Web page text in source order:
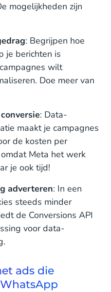
mogelijkheden zijn
: Begrijpen hoe
je berichten is
wilt
Doe meer van
: Data-
maakt je campagnes
de kosten per
Meta het werk
je ook tijd!
adverteren: In een
steeds minder
de Conversions API
voor data-
ads die